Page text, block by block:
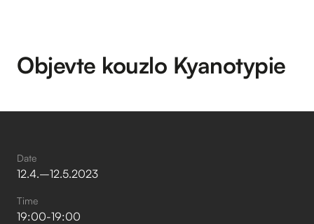
Objevte kouzlo Kyanotypie
Date
12.4.–⁠12.5.2023
Time
19:00-19:00